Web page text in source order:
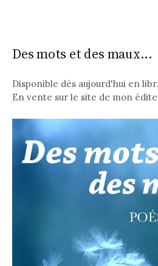
Des mots et des maux...
Disponible dès aujourd'hui en
En vente sur le site de mon